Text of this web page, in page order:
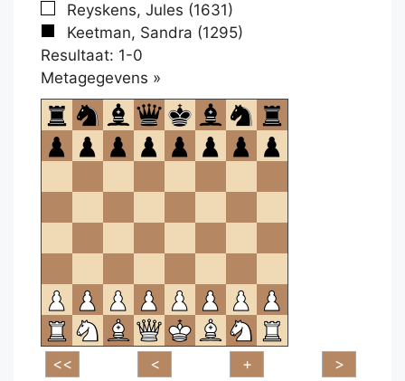
Reyskens, Jules (1631)
Keetman, Sandra (1295)
Resultaat: 1-0
Metagegevens »
om
te
openen.